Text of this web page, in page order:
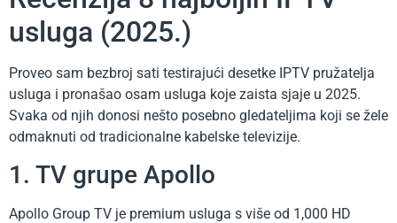
usluga (2025.)
Proveo sam bezbroj sati testirajući desetke IPTV pružatelja
usluga i pronašao osam usluga koje zaista sjaje u 2025.
Svaka od njih donosi nešto posebno gledateljima koji se žele
odmaknuti od tradicionalne kabelske televizije.
1. TV grupe Apollo
Apollo Group TV je premium usluga s više od 1,000 HD